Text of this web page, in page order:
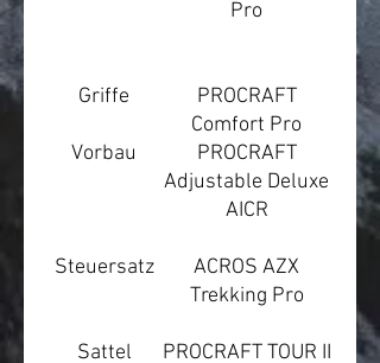
Pro
Griffe
PROCRAFT
Comfort Pro
Vorbau
PROCRAFT
Adjustable Deluxe
AICR
Steuersatz
ACROS AZX
Trekking Pro
Sattel
PROCRAFT TOUR II